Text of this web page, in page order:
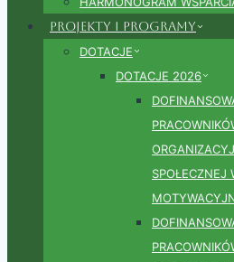
Projekty i Programy
DOTACJE
DOTACJE 2026
SPOŁECZNEJ